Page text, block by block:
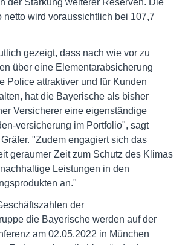
netto wird voraussichtlich bei 107,7
gezeigt, dass nach wie vor zu
über eine Elementarabsicherung
Police attraktiver und für Kunden
hat die Bayerische als bisher
Versicherer eine eigenständige
versicherung im Portfolio", sagt
"Zudem engagiert sich das
geraumer Zeit zum Schutz des Klimas
Leistungen in den
an."
der
die Bayerische werden auf der
am 02.05.2022 in München